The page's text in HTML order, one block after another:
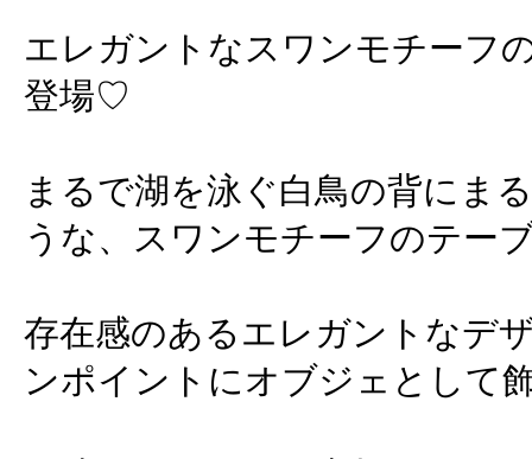
エレガントなスワンモチーフ
登場♡
まるで湖を泳ぐ白鳥の背にま
うな、スワンモチーフのテー
存在感のあるエレガントなデ
ンポイントにオブジェとして